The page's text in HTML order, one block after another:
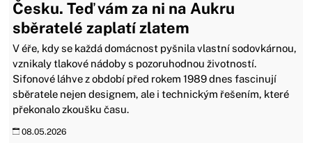
Česku. Teď vám za ni na Aukru
sběratelé zaplatí zlatem
V éře, kdy se každá domácnost pyšnila vlastní sodovkárnou,
vznikaly tlakové nádoby s pozoruhodnou životností.
Sifonové láhve z období před rokem 1989 dnes fascinují
sběratele nejen designem, ale i technickým řešením, které
překonalo zkoušku času.
08.05.2026